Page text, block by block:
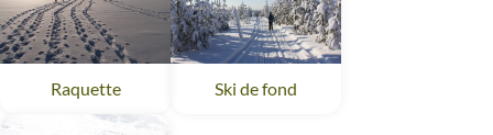
RaquetteFinlande Ski de fond